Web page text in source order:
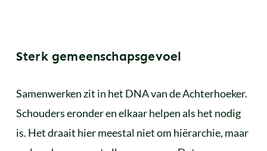
Sterk gemeenschapsgevoel
Samenwerken zit in het DNA van de Achterhoeker.
Schouders eronder en elkaar helpen als het nodig
is. Het draait hier meestal niet om hiërarchie, maar